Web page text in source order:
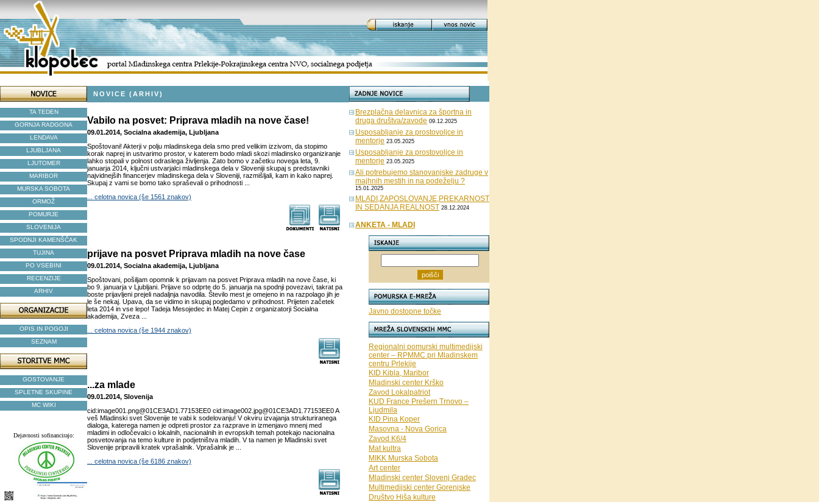
TA TEDEN
GORNJA RADGONA
LENDAVA
LJUBLJANA
LJUTOMER
MARIBOR
MURSKA SOBOTA
ORMOŽ
POMURJE
SLOVENIJA
SPODNJI KAMENŠČAK
TUJINA
PO VSEBINI
RECENZIJE
ARHIV
OPIS IN POGOJI
SEZNAM
GOSTOVANJE
SPLETNE SKUPINE
MC WIKI
Dejavnosti sofinancirajo:
NOVICE (ARHIV)
Vabilo na posvet: Priprava mladih na nove čase!
09.01.2014, Socialna akademija, Ljubljana
Spoštovani! Akterji v polju mladinskega dela smo pred velikim izzivom, da stopimo
korak naprej in ustvarimo prostor, v katerem bodo mladi skozi mladinsko organiziranje
lahko stopali v polnost odraslega življenja. Zato bomo v začetku novega leta, 9.
januarja 2014, ključni ustvarjalci mladinskega dela v Sloveniji skupaj s predstavniki
najvidnejših financerjev mladinskega dela v Sloveniji, razmišljali, kam in kako naprej.
Skupaj z vami se bomo tako spraševali o prihodnosti ...
... celotna novica (še 1561 znakov)
prijave na posvet Priprava mladih na nove čase
09.01.2014, Socialna akademija, Ljubljana
Spoštovani, pošiljam opomnik k prijavam na posvet Priprava mladih na nove čase, ki
bo 9. januarja v Ljubljani. Prijave so odprte do 5. januarja na spodnji povezavi, takrat pa
boste prijavljeni prejeli nadaljnja navodila. Število mest je omejeno in na razpolago jih je
le še nekaj. Upava, da se vidimo in skupaj pogledamo v prihodnost. Prijeten začetek
leta 2014 in vse lepo! Tadeja Mesojedec in Matej Cepin z organizatorji Socialna
akademija, Zveza ...
... celotna novica (še 1944 znakov)
...za mlade
09.01.2014, Slovenija
cid:image001.png@01CE3AD1.77153EE0 cid:image002.jpg@01CE3AD1.77153EE0 A
veš Mladinski svet Slovenije te vabi k sodelovanju! V okviru izvajanja strukturiranega
dialoga, katerega namen je odpreti prostor za razprave in izmenjavo mnenj med
mladimi in odločevalci o lokalnih, nacionalnih in evropskih temah potekajo nacionalna
posvetovanja na temo kulture in podjetništva mladih. V ta namen je Mladinski svet
Slovenije pripravili kratek vprašalnik. Vprašalnik je ...
... celotna novica (še 6186 znakov)
Brezplačna delavnica za športna in
druga društva/zavode 09.12.2025
Usposabljanje za prostovoljce in
mentorje 23.05.2025
Usposabljanje za prostovoljce in
mentorje 23.05.2025
Ali potrebujemo stanovanjske zadruge v
majhnih mestih in na podeželju ?
15.01.2025
MLADI,ZAPOSLOVANJE,PREKARNOST
IN SEDANJA REALNOST 28.12.2024
ANKETA - MLADI
Javno dostopne točke
Regionalni pomurski multimedijski
center – RPMMC pri Mladinskem
centru Prlekije
KID Kibla, Maribor
Mladinski center Krško
Zavod Lokalpatriot
KUD France Prešern Trnovo –
Ljudmila
KID Pina Koper
Masovna - Nova Gorica
Zavod K6/4
Mat kultra
MIKK Murska Sobota
Art center
Mladinski center Slovenj Gradec
Multimedijski center Gorenjske
Društvo Hiša kulture